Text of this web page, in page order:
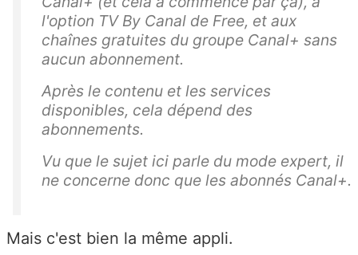
l'option TV By Canal de Free, et aux
chaînes gratuites du groupe Canal+ sans
aucun abonnement.
Après le contenu et les services
disponibles, cela dépend des
abonnements.
Vu que le sujet ici parle du mode expert, il
ne concerne donc que les abonnés Canal+.
Mais c'est bien la même appli.